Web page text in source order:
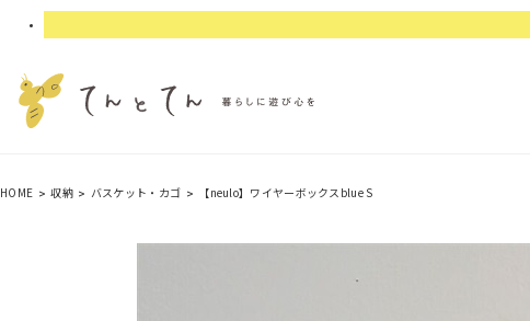
HOME 収納 バスケット・カゴ 【neulo】ワイヤーボックスblue S